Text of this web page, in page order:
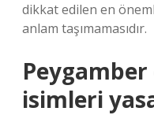
dikkat edilen en
anlam taşımamasıdır.
isimleri